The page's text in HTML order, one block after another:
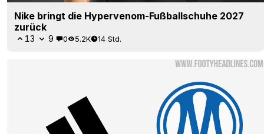
Nike bringt die Hypervenom-Fußballschuhe 2027
zurück
13 9 0 5.2K 14 Std.